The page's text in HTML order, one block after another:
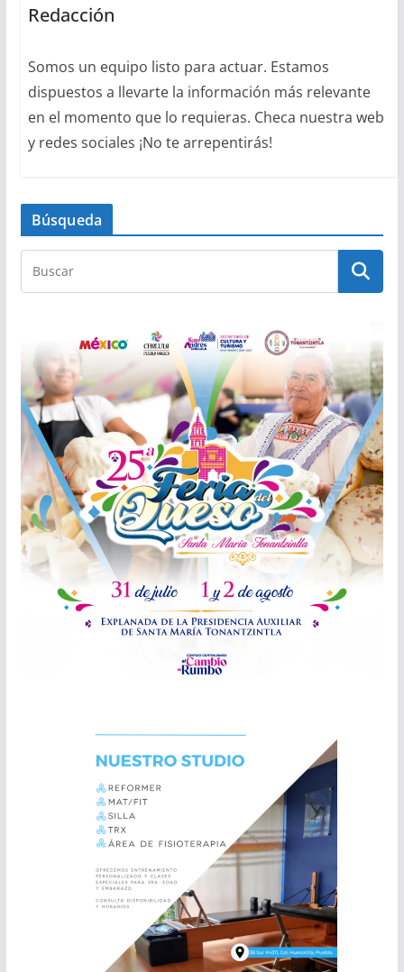
Redacción
Somos un equipo listo para actuar. Estamos
dispuestos a llevarte la información más relevante
en el momento que lo requieras. Checa nuestra web
y redes sociales ¡No te arrepentirás!
Búsqueda